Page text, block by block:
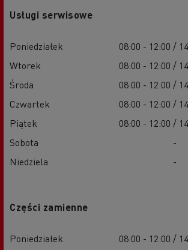
Usługi serwisowe
Poniedziałek
08:00 - 12:00 /
Wtorek
08:00 - 12:00 /
Środa
08:00 - 12:00 /
Czwartek
08:00 - 12:00 /
Piątek
08:00 - 12:00 /
Sobota
-
Niedziela
-
Części zamienne
Poniedziałek
08:00 - 12:00 /